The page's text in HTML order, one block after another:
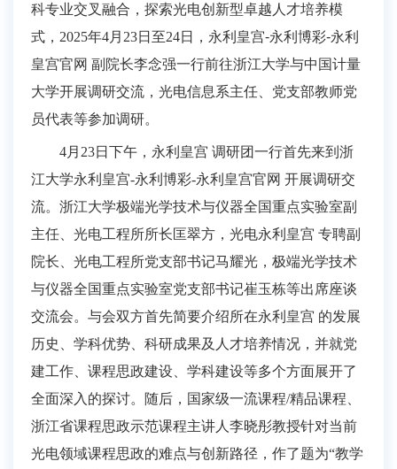
科专业交叉融合，探索光电创新型卓越人才培养模
式， 2025年4月 23日至24日，永利皇宫-永利博彩-永利
皇宫官网 副院长李念强一行前往浙江大学与中国计量
大学开展调研交流，光电信息系主任、党支部教师党
员代表等参加调研。
4月23日下午，永利皇宫 调研团一行首先来到浙
江大学永利皇宫-永利博彩-永利皇宫官网 开展调研交
流。浙江大学极端光学技术与仪器全国重点实验室副
主任、光电工程所所长匡翠方，光电永利皇宫 专聘副
院长、光电工程所党支部书记马耀光，极端光学技术
与仪器全国重点实验室党支部书记崔玉栋等出席座谈
交流会。与会双方首先简要介绍所在永利皇宫 的发展
历史、学科优势、科研成果及人才培养情况，并就党
建工作、课程思政建设、学科建设等多个方面展开了
全面深入的探讨。随后，国家级一流课程/精品课程、
浙江省课程思政示范课程主讲人李晓彤教授针对当前
光电领域课程思政的难点与创新路径，作了题为“教学